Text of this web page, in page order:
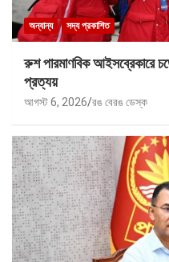
অন্যান্য সদ্য প্রকাশিত
রুশ পারমাণবিক আইসব্রেকারে
প্রত্যয়
আগস্ট 6, 2026 রঙ বেরঙ ডেস্ক